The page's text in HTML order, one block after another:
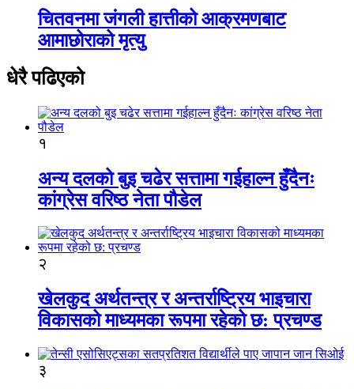
चितवनमा जंगली हात्तीको आक्रमणबाट
आमाछोराको मृत्यु
धेरै पढिएको
१
अन्य दलको बुइ चढेर सत्तामा गईहाल्न हुँदैनः
कांग्रेस वरिष्ठ नेता पौडेल
२
खेलकुद अर्थतन्त्र र अन्तर्राष्ट्रिय भाइचारा
विकासको माध्यमका रूपमा रहेको छ: प्रचण्ड
३